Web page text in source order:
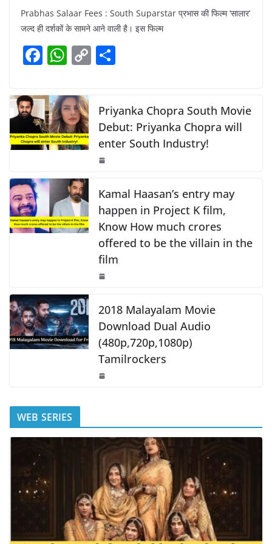
c
e
b
o
k
at
s
A
p
p
y
Li
k
ar
Prabhas Salaar Fees : South Suparstar प्रभास की फिल्म ‘सालार’
जल्द ही दर्शकों के सामने आने वाली है। इस फिल्म
F
c
e
b
o
o
k
W
at
s
A
p
p
C
y
Li
n
k
e
Priyanka Chopra South Movie
Debut: Priyanka Chopra will
enter South Industry!
Kamal Haasan’s entry may
happen in Project K film,
Know How much crores
offered to be the villain in the
film
2018 Malayalam Movie
Download Dual Audio
(480p,720p,1080p)
Tamilrockers
WEB SERIES